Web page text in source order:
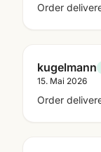
Order
kugelmann
15. Mai 2026
Order